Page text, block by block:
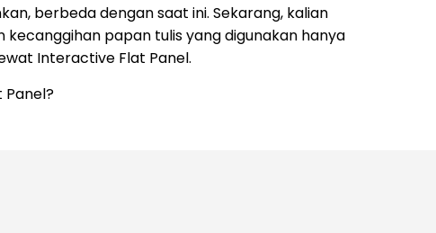
berbeda dengan saat ini. Sekarang, kalian
kecanggihan papan tulis yang digunakan hanya
Interactive Flat Panel.